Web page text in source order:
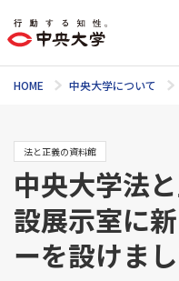
HOME 中央大学について
法と正義の資料館
中央大学法
設展示室に
ーを設けま